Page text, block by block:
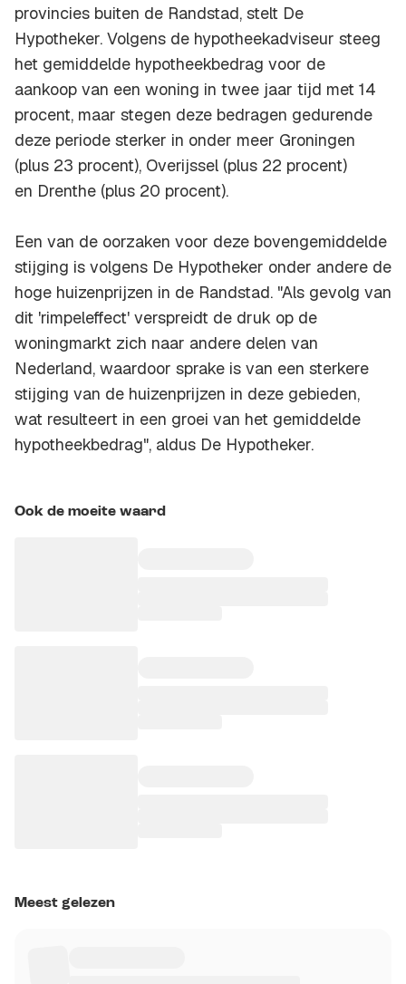
provincies buiten de Randstad, stelt De
Hypotheker. Volgens de hypotheekadviseur steeg
het gemiddelde hypotheekbedrag voor de
aankoop van een woning in twee jaar tijd met 14
procent, maar stegen deze bedragen gedurende
deze periode sterker in onder meer Groningen
(plus 23 procent), Overijssel (plus 22 procent)
en Drenthe (plus 20 procent).
Een van de oorzaken voor deze bovengemiddelde
stijging is volgens De Hypotheker onder andere de
hoge huizenprijzen in de Randstad. "Als gevolg van
dit 'rimpeleffect' verspreidt de druk op de
woningmarkt zich naar andere delen van
Nederland, waardoor sprake is van een sterkere
stijging van de huizenprijzen in deze gebieden,
wat resulteert in een groei van het gemiddelde
hypotheekbedrag", aldus De Hypotheker.
Ook de moeite waard
Meest gelezen